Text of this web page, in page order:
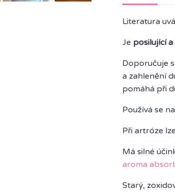
Literatura
Je posilující
Doporučuje
a zahlenění
pomáhá při
Používá se
Při artróze
Má silné
aroma
Starý,